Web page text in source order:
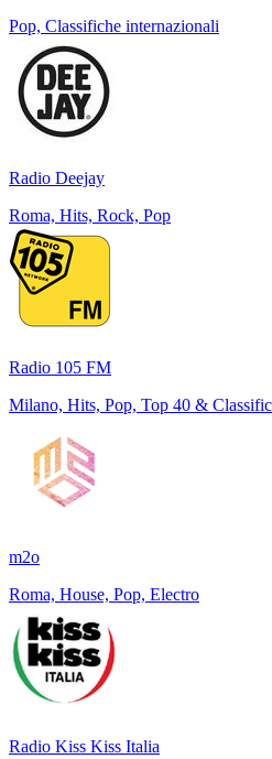
Pop, Classifiche internazionali
Radio Deejay
Roma, Hits, Rock, Pop
Radio 105 FM
Milano, Hits, Pop, Top 40 &
m2o
Roma, House, Pop, Electro
Radio Kiss Kiss Italia